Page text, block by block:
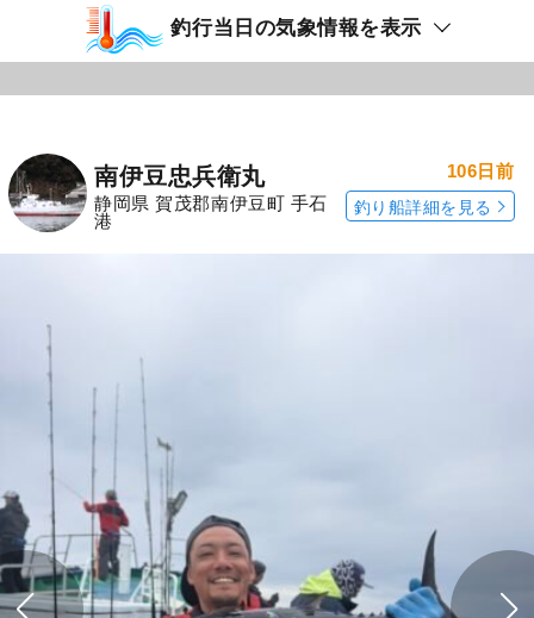
釣行当日の気象情報を表示
南伊豆忠兵衛丸
静岡県 賀茂郡南伊豆町 手石
港
106日前
釣り船詳細を見る